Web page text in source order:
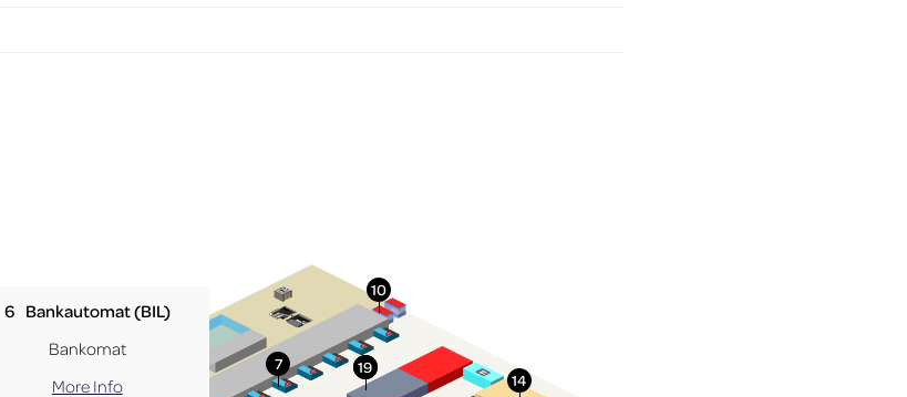
6 Bankautomat (BIL)
Bankomat
More Info